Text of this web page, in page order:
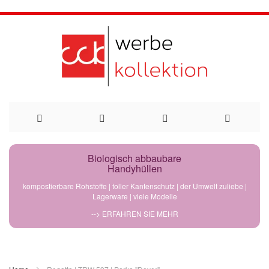
Direkt
Biologisch abbaubare
Handyhüllen
kompostierbare Rohstoffe | toller Kantenschutz | der Umwelt zuliebe |
Lagerware | viele Modelle
--> ERFAHREN SIE MEHR